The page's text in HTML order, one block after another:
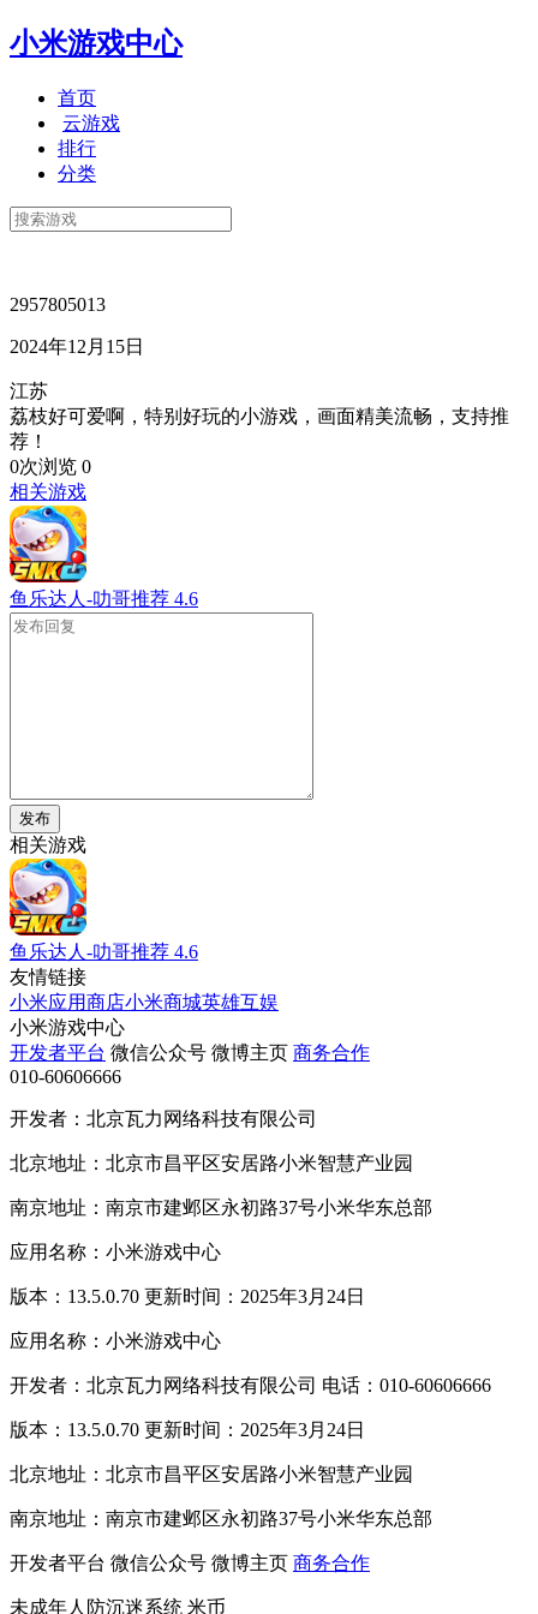
小米游戏中心
首页
云游戏
排行
分类
2957805013
2024年12月15日
江苏
荔枝好可爱啊，特别好玩的小游戏，画面精美流畅，支持推
荐！
0次浏览 0
相关游戏
鱼乐达人-叻哥推荐 4.6
发布
相关游戏
鱼乐达人-叻哥推荐 4.6
友情链接
小米应用商店小米商城英雄互娱
小米游戏中心
开发者平台 微信公众号 微博主页 商务合作
010-60606666
开发者：北京瓦力网络科技有限公司
北京地址：北京市昌平区安居路小米智慧产业园
南京地址：南京市建邺区永初路37号小米华东总部
应用名称：小米游戏中心
版本：13.5.0.70 更新时间：2025年3月24日
应用名称：小米游戏中心
开发者：北京瓦力网络科技有限公司 电话：010-60606666
版本：13.5.0.70 更新时间：2025年3月24日
北京地址：北京市昌平区安居路小米智慧产业园
南京地址：南京市建邺区永初路37号小米华东总部
开发者平台 微信公众号 微博主页 商务合作
未成年人防沉迷系统 米币